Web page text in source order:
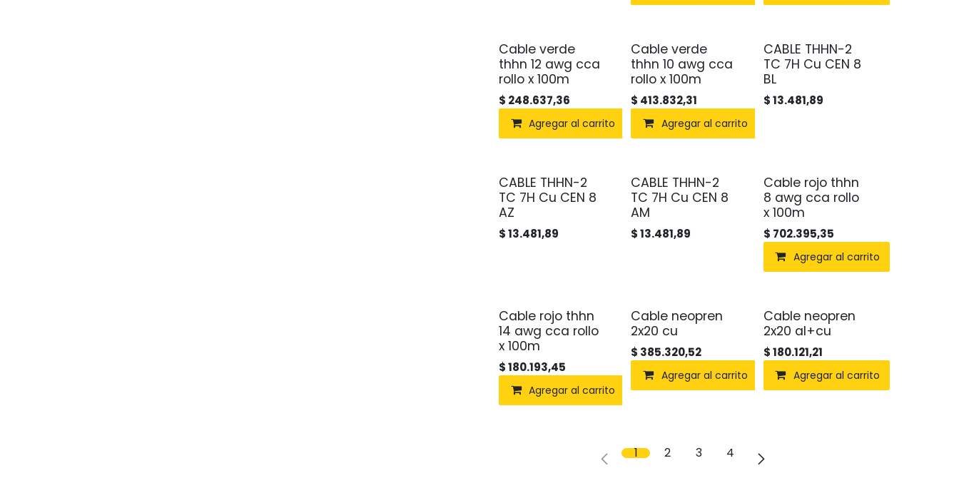
Cable verde
thhn 12 awg cca
rollo x 100m
$ 248.637,36
Agregar al carrito
Cable verde
thhn 10 awg cca
rollo x 100m
$ 413.832,31
Agregar al carrito
Agotado
CABLE THHN-2
TC 7H Cu CEN 8
BL
$13.481,89
Agotado
CABLE THHN-2
TC 7H Cu CEN 8
AZ
$13.481,89
Agotado
CABLE THHN-2
TC 7H Cu CEN 8
AM
$13.481,89
Cable rojo thhn
8 awg cca rollo
x 100m
$ 702.395,35
Agregar al carrito
Cable rojo thhn
14 awg cca rollo
x 100m
$180.193,45
Agregar al carrito
Cable neopren
2x20 cu
$ 385.320,52
Agregar al carrito
Cable neopren
2x20 al+cu
$180.121,21
Agregar al carrito
1 2 3 4